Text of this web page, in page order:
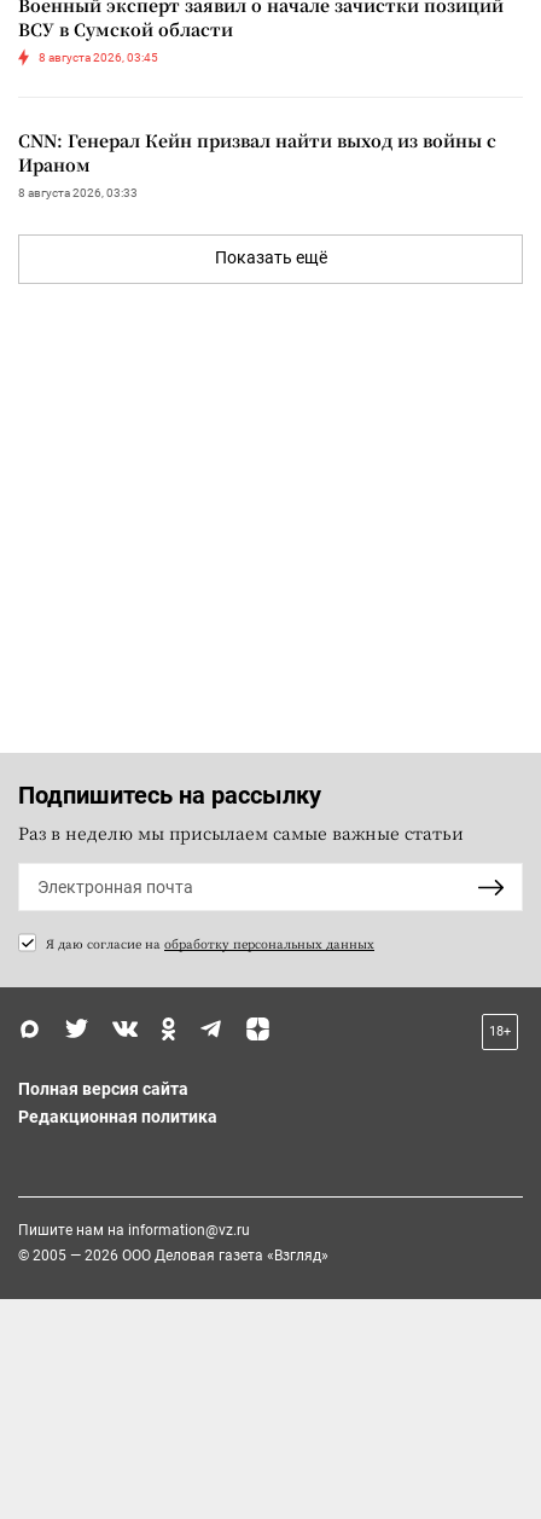
ВСУ в Сумской области
8 августа 2026, 03:45
CNN: Генерал Кейн призвал найти выход из войны с
Ираном
8 августа 2026, 03:33
Показать ещё
Подпишитесь на рассылку
Раз в неделю мы присылаем самые важные статьи
Я даю согласие на обработку персональных данных
18+
Полная версия сайта
Редакционная политика
Пишите нам на information@vz.ru
© 2005 — 2026 ООО Деловая газета «Взгляд»